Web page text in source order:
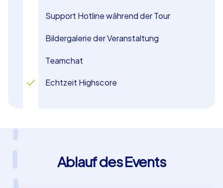
Support Hotline während der Tour
Bildergalerie der Veranstaltung
Teamchat
Echtzeit Highscore
Ablauf des Events